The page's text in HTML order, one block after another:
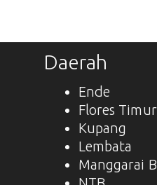
Daerah
Ende
Flores Timur
Kupang
Lembata
Manggarai